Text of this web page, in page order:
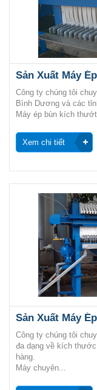
Sản Xuất Máy
Công ty chúng tôi
Bình Dương và các
Máy ép bùn kích thướt
Xem chi tiết
Sản Xuất Máy
Công ty chúng tôi
đa dạng về kích
hàng.
Máy chuyên...